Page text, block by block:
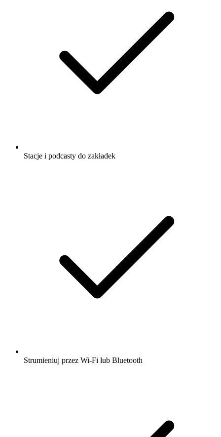
Stacje i podcasty do zakładek
Strumieniuj przez Wi-Fi lub Bluetooth